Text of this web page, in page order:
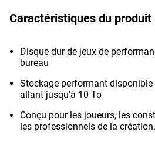
Caractéristiques du produit
Disque dur de jeux de
bureau
Stockage performant
allant jusqu’à 10 To
Conçu pour les joueurs, les
les professionnels de la création.